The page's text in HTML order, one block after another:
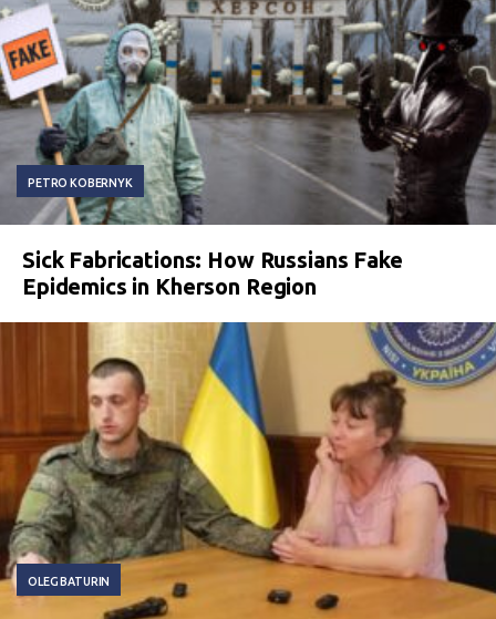
PETRO KOBERNYK
Sick Fabrications: How Russians Fake
Epidemics in Kherson Region
OLEG BATURIN